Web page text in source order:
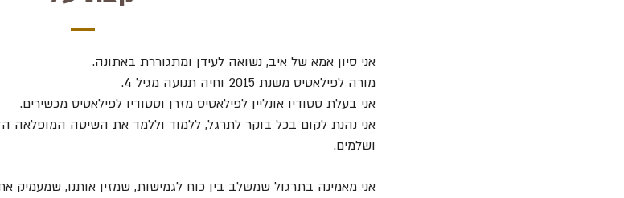
אני סיון אמא של איב, נשואה לעידן ומתגוררת באתונה.
מורה לפילאטיס משנת 2015 וחיה תנועה מגיל 4.
אני בעלת סטודיו אונליין לפילאטיס מזרן וסטודיו לפילאטיס מכשירים.
אני נהנת לקום בכל בוקר לתרגל, ללמוד וללמד את השיטה המופלאה
ושלמים.
אני מאמינה בתרגול שמשלב בין כוח לגמישות, שמזין אותנו,